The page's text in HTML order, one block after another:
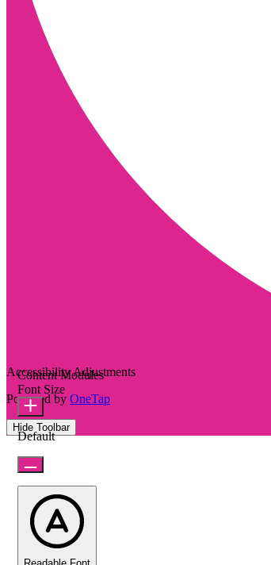
Accessibility Adjustments
Powered by OneTap
Hide Toolbar
Content Modules
Font Size
Default